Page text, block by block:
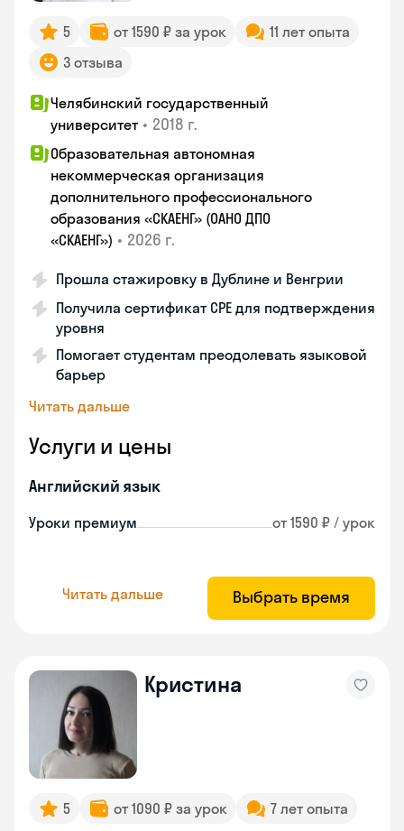
5 от 1590 ₽ за урок
11 лет опыта
3 отзыва
Челябинский государственный
университет • 2018 г.
Образовательная автономная
некоммерческая организация
дополнительного профессионального
образования «СКАЕНГ» (ОАНО ДПО
«СКАЕНГ») • 2026 г.
Прошла стажировку в Дублине и Венгрии
Получила сертификат CPE для подтверждения
уровня
Помогает студентам преодолевать языковой
барьер
Читать дальше
Услуги и цены
Английский язык
Уроки премиум от 1590 ₽ / урок
Читать дальше Выбрать время
Кристина
5 от 1090 ₽ за урок 7 лет опыта